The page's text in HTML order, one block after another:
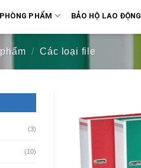
PHẨM BẢO HỘ LAO ĐỘNG
/ Các loại file
(3)
(10)